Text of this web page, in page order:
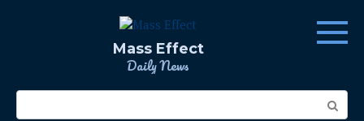
Mass Effect
Daily News
Search: